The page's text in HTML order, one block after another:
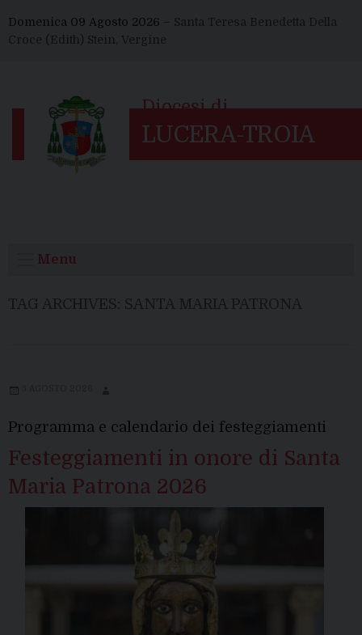
to
content
Domenica 09 Agosto 2026 – Santa Teresa Benedetta Della
Croce (Edith) Stein, Vergine
Menu
Programma e calendario dei festeggiamenti
Festeggiamenti in onore di Santa
Maria Patrona 2026